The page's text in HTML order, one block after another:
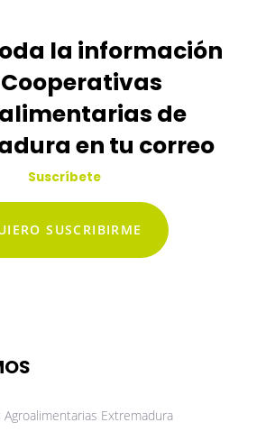
la información
de
en tu correo
Suscríbete
SUSCRIBIRME
Extremadura